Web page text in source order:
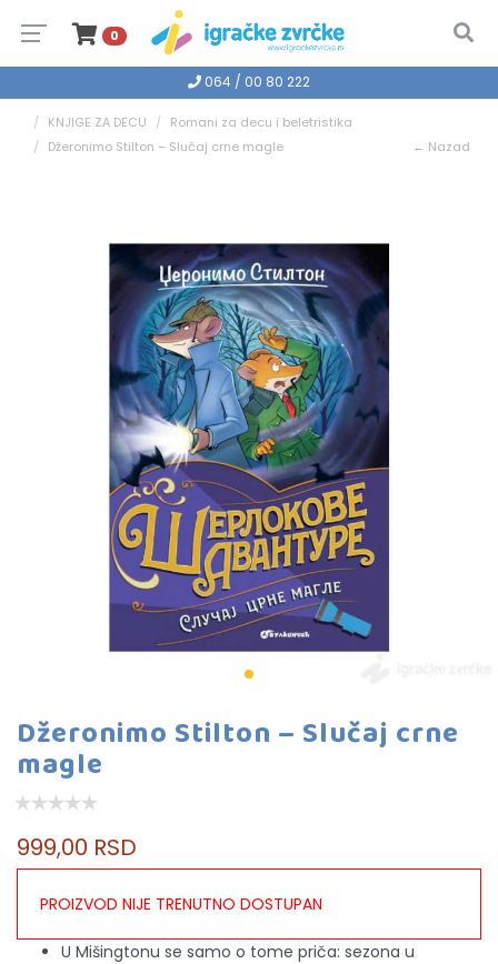
0
064 / 00 80 222
KNJIGE ZA DECU
Romani za decu i beletristika
Džeronimo Stilton – Slučaj crne magle
← Nazad
Džeronimo Stilton – Slučaj crne
magle
999,00 RSD
PROIZVOD NIJE TRENUTNO DOSTUPAN
U Mišingtonu se samo o tome priča: sezona u